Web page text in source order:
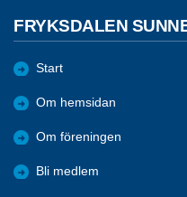
FRYKSDALEN
Start
Om hemsidan
Om föreningen
Bli medlem